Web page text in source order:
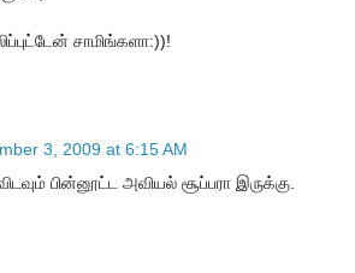
சாமிங்களா:))!
3, 2009 at 6:15 AM
பின்னூட்ட அவியல் சூப்பரா இருக்கு.